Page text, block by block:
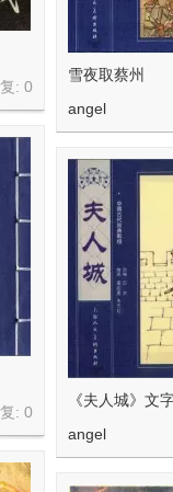
: 0
雪夜取蔡州
angel
: 0
《夫人城》文
angel